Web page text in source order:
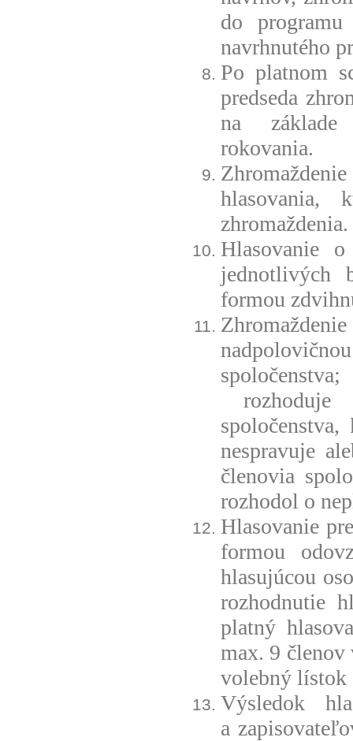
do
navrhnutého
Po platnom
predseda
na základe
rokovania.
hlasovania,
zhromaždenia.
Hlasovanie
jednotlivých
formou
rozhoduje
nespravuje
členovia
rozhodol o
Hlasovanie
formou
hlasujúcou
rozhodnutie
platný
max. 9 členov
volebný lístok
Výsledok
a